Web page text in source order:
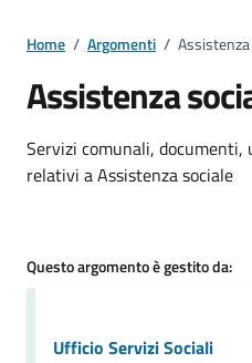
Home / Argomenti /
Assistenza
Dettagli della
Servizi comunali,
relativi a Assistenza sociale
Questo argomento è gestito da:
Ufficio Servizi Sociali